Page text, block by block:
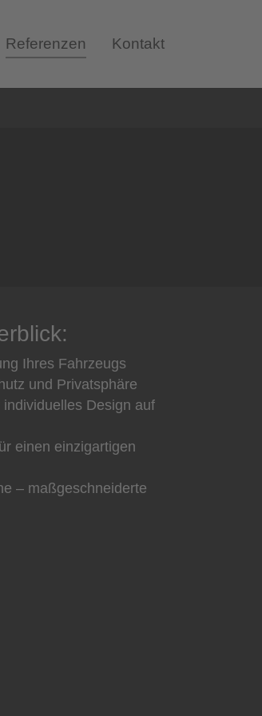
Referenzen Kontakt
Ihres Fahrzeugs
und Privatsphäre
individuelles Design auf
einen einzigartigen
– maßgeschneiderte